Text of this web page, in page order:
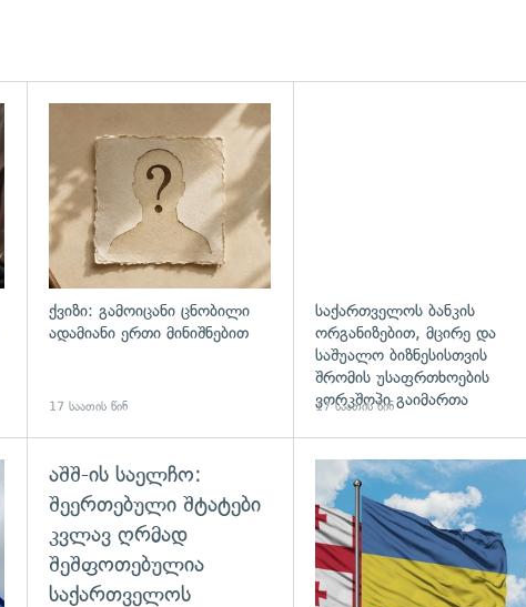
ქვიზი: გამოიცანი ცნობილი
ადამიანი ერთი მინიშნებით
17 საათის წინ
საქართველოს ბანკის
ორგანიზებით, მცირე და
საშუალო ბიზნესისთვის
შრომის უსაფრთხოების
ვორკშოპი გაიმართა
17 საათის წინ
გადახედვა
აშშ-ის საელჩო:
შეერთებული შტატები
კვლავ ღრმად
შეშფოთებულია
საქართველოს